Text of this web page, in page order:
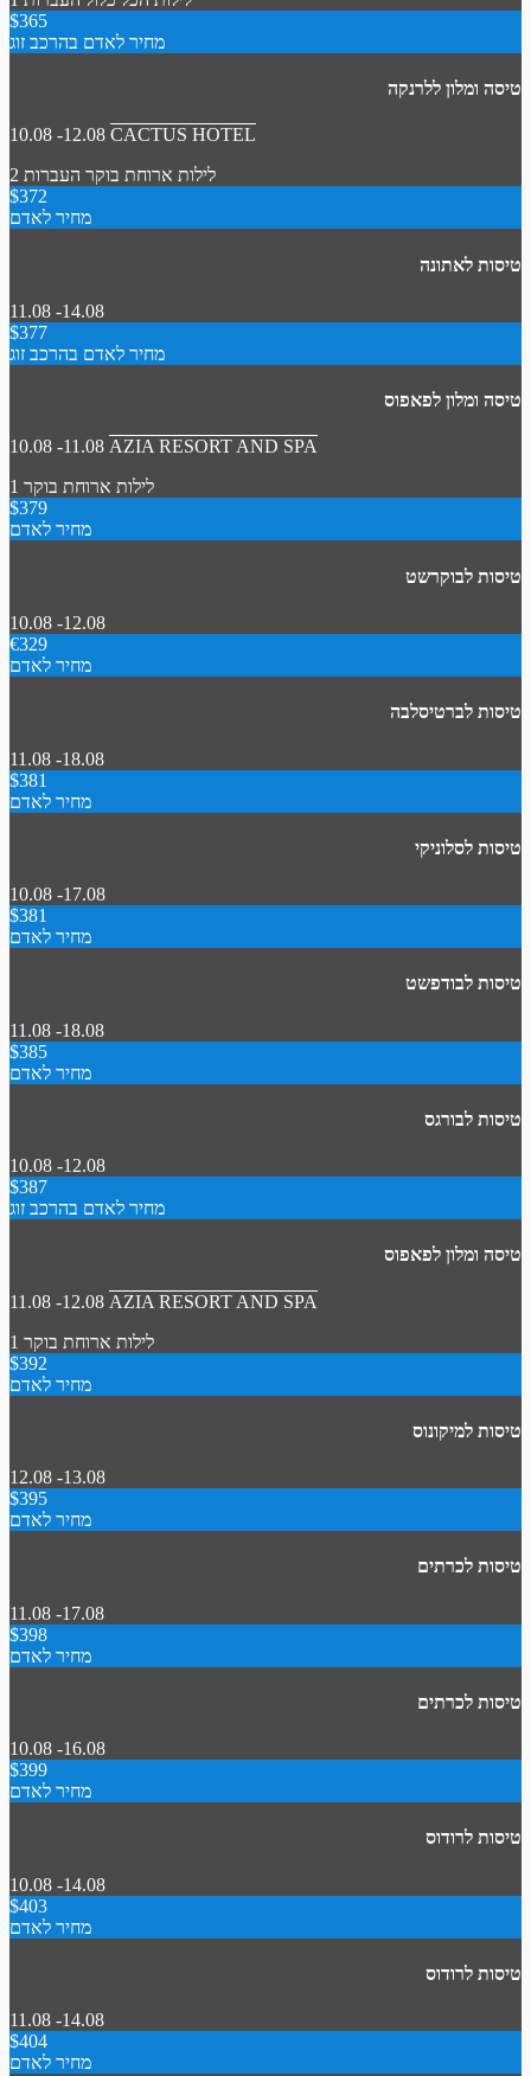
$365
מחיר לאדם בהרכב זוג
טיסה ומלון ללרנקה
10.08 -12.08 CACTUS HOTEL
2 לילות ארוחת בוקר העברות
$372
מחיר לאדם
טיסות לאתונה
11.08 -14.08
$377
מחיר לאדם בהרכב זוג
טיסה ומלון לפאפוס
10.08 -11.08 AZIA RESORT AND SPA
1 לילות ארוחת בוקר
$379
מחיר לאדם
טיסות לבוקרשט
10.08 -12.08
€329
מחיר לאדם
טיסות לברטיסלבה
11.08 -18.08
$381
מחיר לאדם
טיסות לסלוניקי
10.08 -17.08
$381
מחיר לאדם
טיסות לבודפשט
11.08 -18.08
$385
מחיר לאדם
טיסות לבורגס
10.08 -12.08
$387
מחיר לאדם בהרכב זוג
טיסה ומלון לפאפוס
11.08 -12.08 AZIA RESORT AND SPA
1 לילות ארוחת בוקר
$392
מחיר לאדם
טיסות למיקונוס
12.08 -13.08
$395
מחיר לאדם
טיסות לכרתים
11.08 -17.08
$398
מחיר לאדם
טיסות לכרתים
10.08 -16.08
$399
מחיר לאדם
טיסות לרודוס
10.08 -14.08
$403
מחיר לאדם
טיסות לרודוס
11.08 -14.08
$404
מחיר לאדם